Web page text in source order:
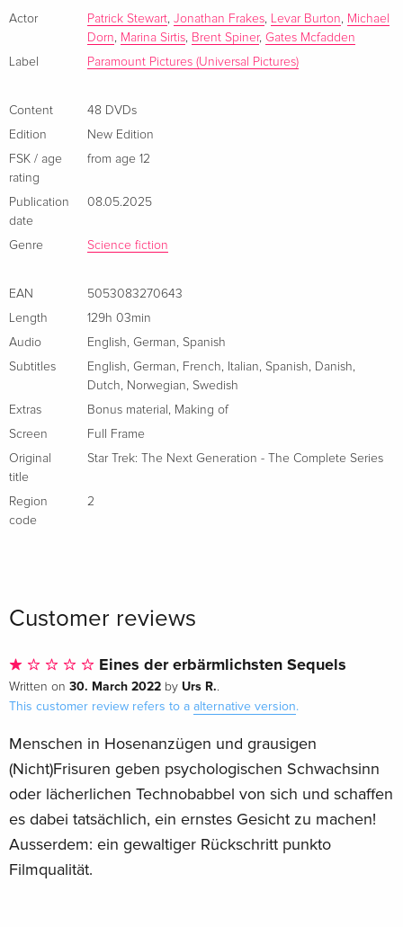
49 DVDs
French
New Edition, 48 DVDs
Italian
49 DVDs
Italian
48 DVDs
- Missionsüberblick
Actor Patrick Stewart, Jonathan Frakes, Levar Burton, Michael
Dorn, Marina Sirtis, Brent Spiner, Gates Mcfadden
Label
Paramount Pictures (Universal Pictures)
Content
48 DVDs
Edition
New Edition
FSK / age
rating
from age 12
Publication
date
08.05.2025
Genre Science fiction
EAN
5053083270643
Length
129h 03min
Audio
English, German, Spanish
Subtitles
English, German, French, Italian, Spanish, Danish,
Dutch, Norwegian, Swedish
Extras
Bonus material , Making of
Screen
Full Frame
Original
title
Star Trek: The Next Generation - The Complete Series
Region
code
2
Customer reviews
Eines der erbärmlichsten Sequels
Written on 30. March 2022 by Urs R..
This customer review refers to a alternative version.
Menschen in Hosenanzügen und grausigen
(Nicht)Frisuren geben psychologischen Schwachsinn
oder lächerlichen Technobabbel von sich und schaffen
es dabei tatsächlich, ein ernstes Gesicht zu machen!
Ausserdem: ein gewaltiger Rückschritt punkto
Filmqualität.